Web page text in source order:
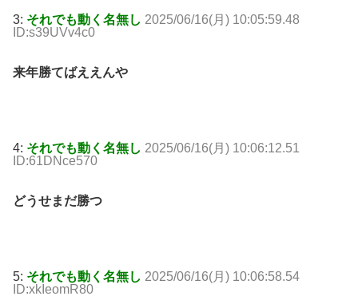
3: それでも動く名無し 2025/06/16(月) 10:05:59.48
ID:s39UVv4c0
来年勝てばええんや
4: それでも動く名無し 2025/06/16(月) 10:06:12.51
ID:61DNce570
どうせまだ勝つ
5: それでも動く名無し 2025/06/16(月) 10:06:58.54
ID:xkIeomR80